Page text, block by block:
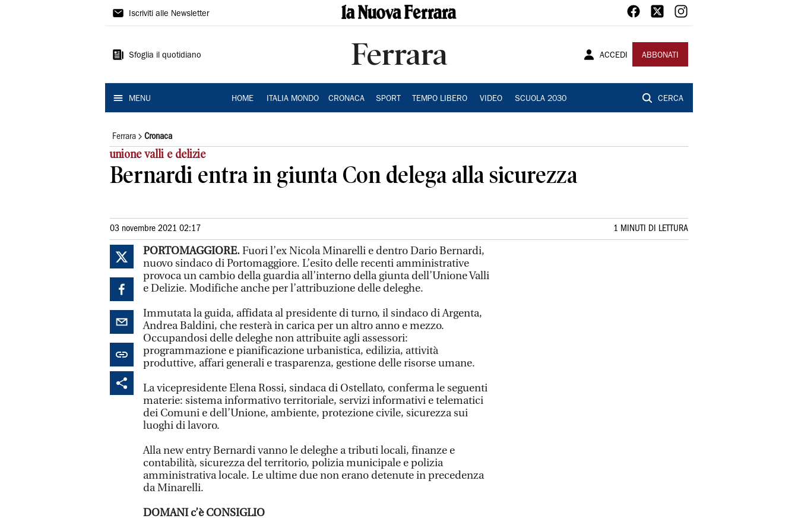
La
Ferrara
Iscriviti alle Newsletter
Sfoglia il quotidiano Ferrara ACCEDI ABBONATI
MENU HOME ITALIA MONDO CRONACA SPORT TEMPO LIBERO VIDEO SCUOLA 2030 CERCA
Ferrara Cronaca
unione valli e delizie
Bernardi entra in giunta Con delega alla sicurezza
03 novembre 2021 02:17 1 MINUTI DI LETTURA
PORTOMAGGIORE.Fuori l’ex Nicola Minarelli e dentro Dario Bernardi,
nuovo sindaco di Portomaggiore. L’esito delle recenti amministrative
provoca un cambio della guardia all’interno della giunta dell’Unione Valli
e Delizie. Modifiche anche per l’attribuzione delle deleghe.
Immutata la guida, affidata al presidente di turno, il sindaco di Argenta,
Andrea Baldini, che resterà in carica per un altro anno e mezzo.
Occupandosi delle deleghe non attribuite agli assessori:
programmazione e pianificazione urbanistica, edilizia, attività
produttive, affari generali e trasparenza, gestione delle risorse umane.
La vicepresidente Elena Rossi, sindaca di Ostellato, conferma le seguenti
materie: sistema informativo territoriale, servizi informativi e telematici
dei Comuni e dell’Unione, ambiente, protezione civile, sicurezza sui
luoghi di lavoro.
Alla new entry Bernardi vanno le deleghe a tributi locali, finanze e
contabilità, sicurezza del territorio, polizia municipale e polizia
amministrativa locale. Le ultime due non erano detenute in precedenza
da Minarelli.
DOMANI c’è CONSIGLIO